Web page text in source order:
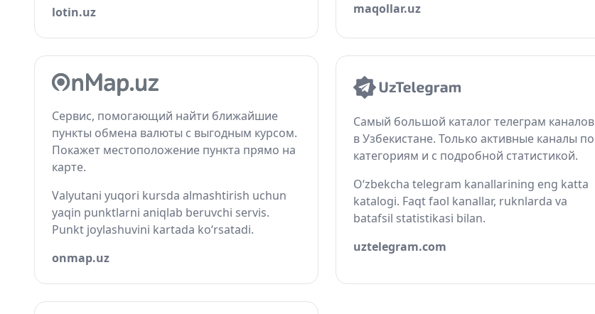
lotin.uz
maqollar.uz
Сервис, помогающий найти ближайшие
пункты обмена валюты с выгодным курсом.
Покажет местоположение пункта прямо на
карте.
Valyutani yuqori kursda almashtirish uchun
yaqin punktlarni aniqlab beruvchi servis.
Punkt joylashuvini kartada ko‘rsatadi.
onmap.uz
Самый большой каталог телеграм каналов
в Узбекистане. Только активные каналы по
категориям и с подробной статистикой.
O‘zbekcha telegram kanallarining eng katta
katalogi. Faqt faol kanallar, ruknlarda va
batafsil statistikasi bilan.
uztelegram.com